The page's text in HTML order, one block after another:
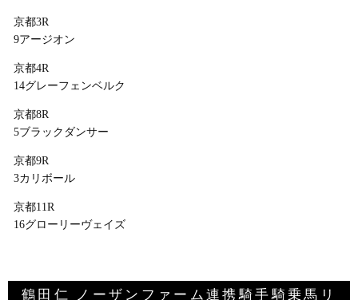
京都3R
9アージオン
京都4R
14グレーフェンベルク
京都8R
5ブラックダンサー
京都9R
3カリボール
京都11R
16グローリーヴェイズ
鶴田仁 ノーザンファーム連携騎手騎乗馬リ